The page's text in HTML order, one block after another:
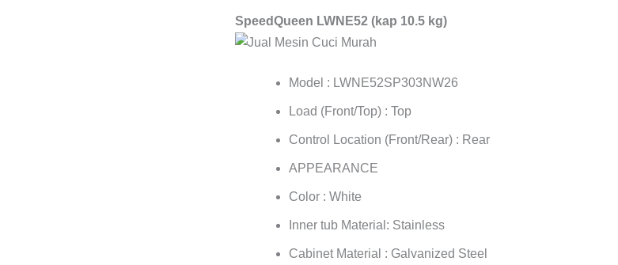
SpeedQueen LWNE52 (kap 10.5 kg)
Model : LWNE52SP303NW26
Load (Front/Top) : Top
Control Location (Front/Rear) : Rear
APPEARANCE
Color : White
Inner tub Material: Stainless
Cabinet Material : Galvanized Steel